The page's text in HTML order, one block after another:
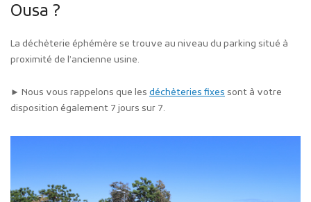
Ousa ?
La déchèterie éphémère se trouve au niveau du parking situé à
proximité de l’ancienne usine.
► Nous vous rappelons que les déchèteries fixes sont à votre
disposition également 7 jours sur 7.